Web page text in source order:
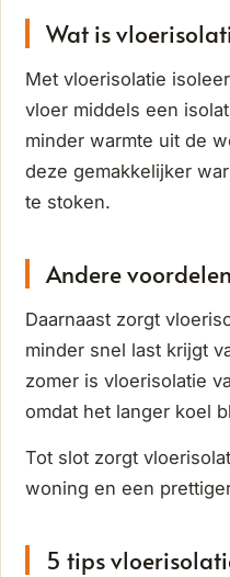
Wat is
Met vloerisolatie
vloer middels een
minder warmte uit de
deze gemakkelijker
te stoken.
Andere voordelen
Daarnaast zorgt
minder snel last krijgt
zomer is vloerisolatie
omdat het langer koel
Tot slot zorgt
woning en een
5 tips